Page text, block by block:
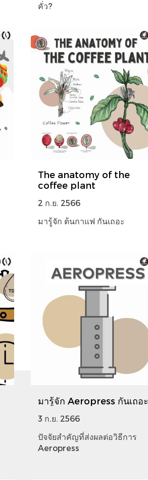
คั่ว?
The anatomy of the
coffee plant
2 ก.ย. 2566
มารู้จัก ต้นกาแฟ กันเถอะ
มารู้จัก Aeropress กันเถอะ
3 ก.ย. 2566
ปัจจัยสำคัญที่ส่งผลต่อวิธีการ
Aeropress